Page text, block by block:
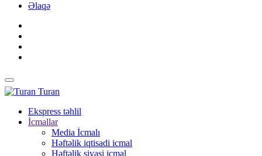
Əlaqə
Turan
Ekspress təhlil
İcmallar
Media İcmalı
Həftəlik iqtisadi icmal
Həftəlik siyasi icmal